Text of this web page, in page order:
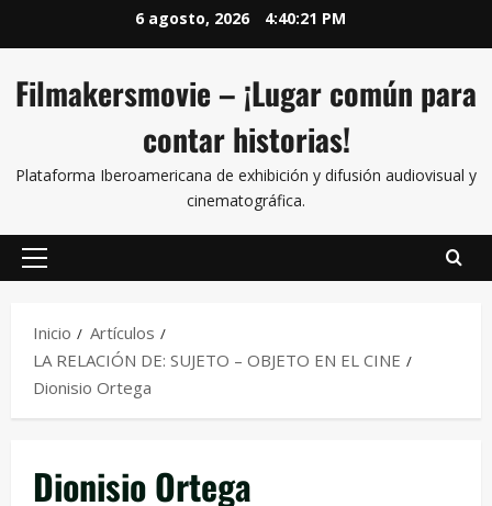
6 agosto, 2026 4:40:21 PM
Filmakersmovie – ¡Lugar común para
contar historias!
Plataforma Iberoamericana de exhibición y difusión audiovisual y
cinematográfica.
Inicio
Artículos
LA RELACIÓN DE: SUJETO – OBJETO EN EL CINE
Dionisio Ortega
Dionisio Ortega